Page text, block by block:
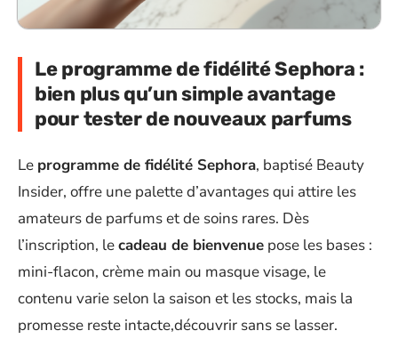
Le programme de fidélité Sephora :
bien plus qu’un simple avantage
pour tester de nouveaux parfums
Le programme de fidélité Sephora, baptisé Beauty
Insider, offre une palette d’avantages qui attire les
amateurs de parfums et de soins rares. Dès
l’inscription, lecadeau de bienvenue pose les bases :
mini-flacon, crème main ou masque visage, le
contenu varie selon la saison et les stocks, mais la
promesse reste intacte,découvrir sans se lasser.